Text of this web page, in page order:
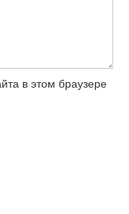
в этом браузере